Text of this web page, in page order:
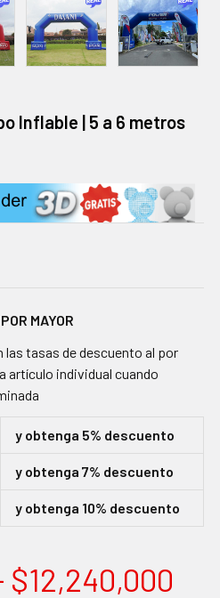
Inflable | 5 a 6 metros
MAYOR
tasas de descuento al por
artículo individual cuando
y obtenga 5% descuento
y obtenga 7% descuento
y obtenga 10% descuento